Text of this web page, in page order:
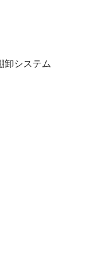
卸システム